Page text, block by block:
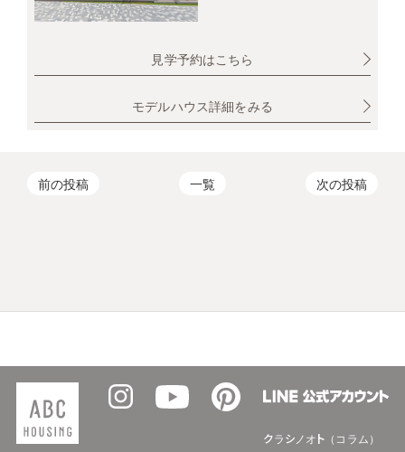
見学予約はこちら
モデルハウス詳細をみる
前の投稿 一覧 次の投稿
クラシノオト（コラム）